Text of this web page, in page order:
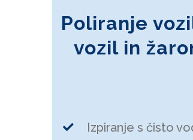
Poliranje
vozil in
Izpiranje s čisto